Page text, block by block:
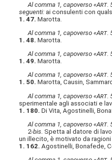
Al comma 1, capoverso «Art
seguenti: ai consulenti con
1. 47. Marotta.
Al comma 1, capoverso «Art.
1. 48. Marotta.
Al comma 1, capoverso «Art.
1. 49. Marotta.
Al comma 1, capoverso «Art.
1. 50. Marotta, Causin,
Al comma 1, capoverso «Art
sperimentale agli associati e
1. 180. Di Vita, Agostinelli,
Al comma 1, capoverso «Art
2-bis. Spetta al datore di
un illecito, è motivato da
1. 162. Agostinelli, Bonafede,